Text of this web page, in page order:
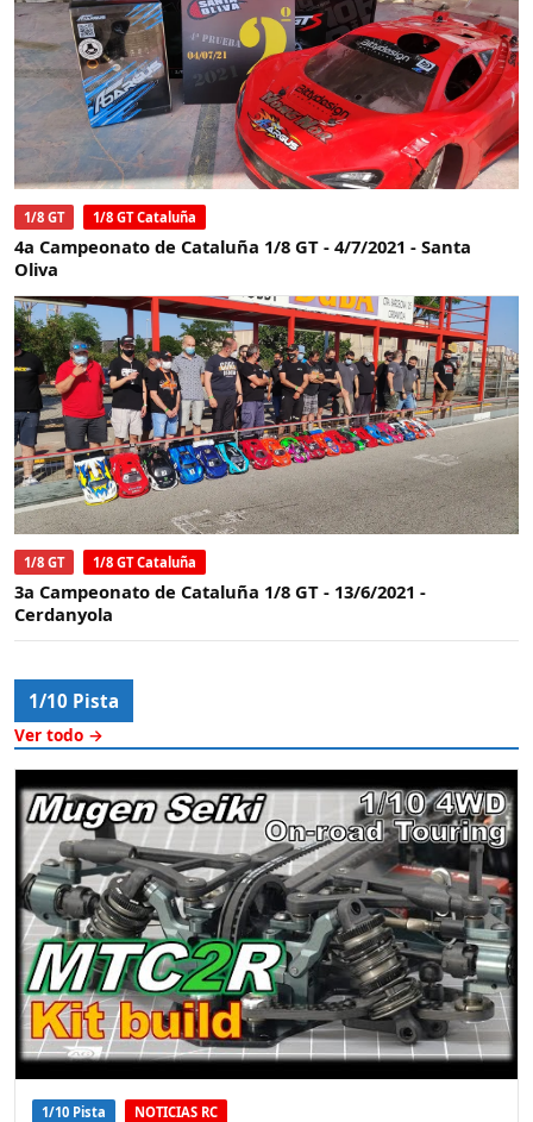
1/8 GT 1/8 GT Cataluña
4a Campeonato de Cataluña 1/8 GT - 4/7/2021 - Santa
Oliva
1/8 GT 1/8 GT Cataluña
3a Campeonato de Cataluña 1/8 GT - 13/6/2021 -
Cerdanyola
1/10 Pista
Ver todo →
1/10 Pista NOTICIAS RC